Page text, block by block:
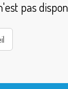
pas